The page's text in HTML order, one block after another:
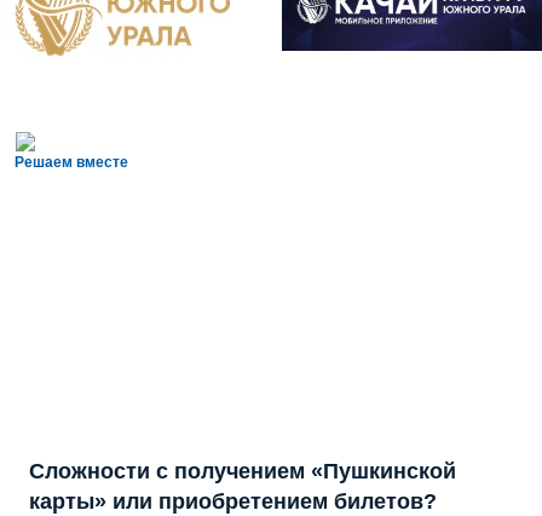
Решаем вместе
Сложности с получением «Пушкинской
карты» или приобретением билетов?